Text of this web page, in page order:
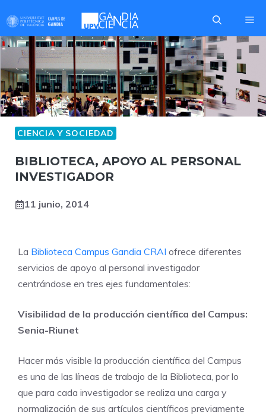
contenido
CIENCIA Y SOCIEDAD
BIBLIOTECA, APOYO AL PERSONAL
INVESTIGADOR
11 junio, 2014
La Biblioteca Campus Gandia CRAI ofrece diferentes
servicios de apoyo al personal investigador
centrándose en tres ejes fundamentales:
Visibilidad de la producción científica del Campus:
Senia-Riunet
Hacer más visible la producción científica del Campus
es una de las líneas de trabajo de la Biblioteca, por lo
que para cada investigador se realiza una carga y
normalización de sus artículos científicos previamente